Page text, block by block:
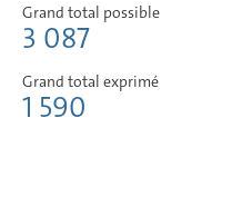
Grand total possible
3 087
Grand total exprimé
1 590